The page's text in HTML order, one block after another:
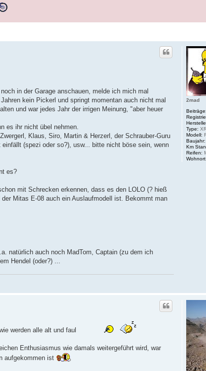
2mad
Beiträge:
Type:
Modell:
Baujahr:
Km
Reifen:
Wohnort:
in der Garage anschauen, melde ich mich mal
kein Pickerl und springt momentan auch nicht mal
und war jedes Jahr der irrigen Meinung, "aber heuer
es ihr nicht übel nehmen.
Klaus, Siro, Martin & Herzerl, der Schrauber-Guru
(spezi oder so?), usw... bitte nicht böse sein, wenn
es?
mit Schrecken erkennen, dass es den LOLO (? hieß
Mitas E-08 auch ein Auslaufmodell ist. Bekommt man
natürlich auch noch MadTom, Captain (zu dem ich
Hendel (oder?) ...
werden alle alt und faul
Enthusiasmus wie damals weitergeführt wird, war
aufgekommen ist